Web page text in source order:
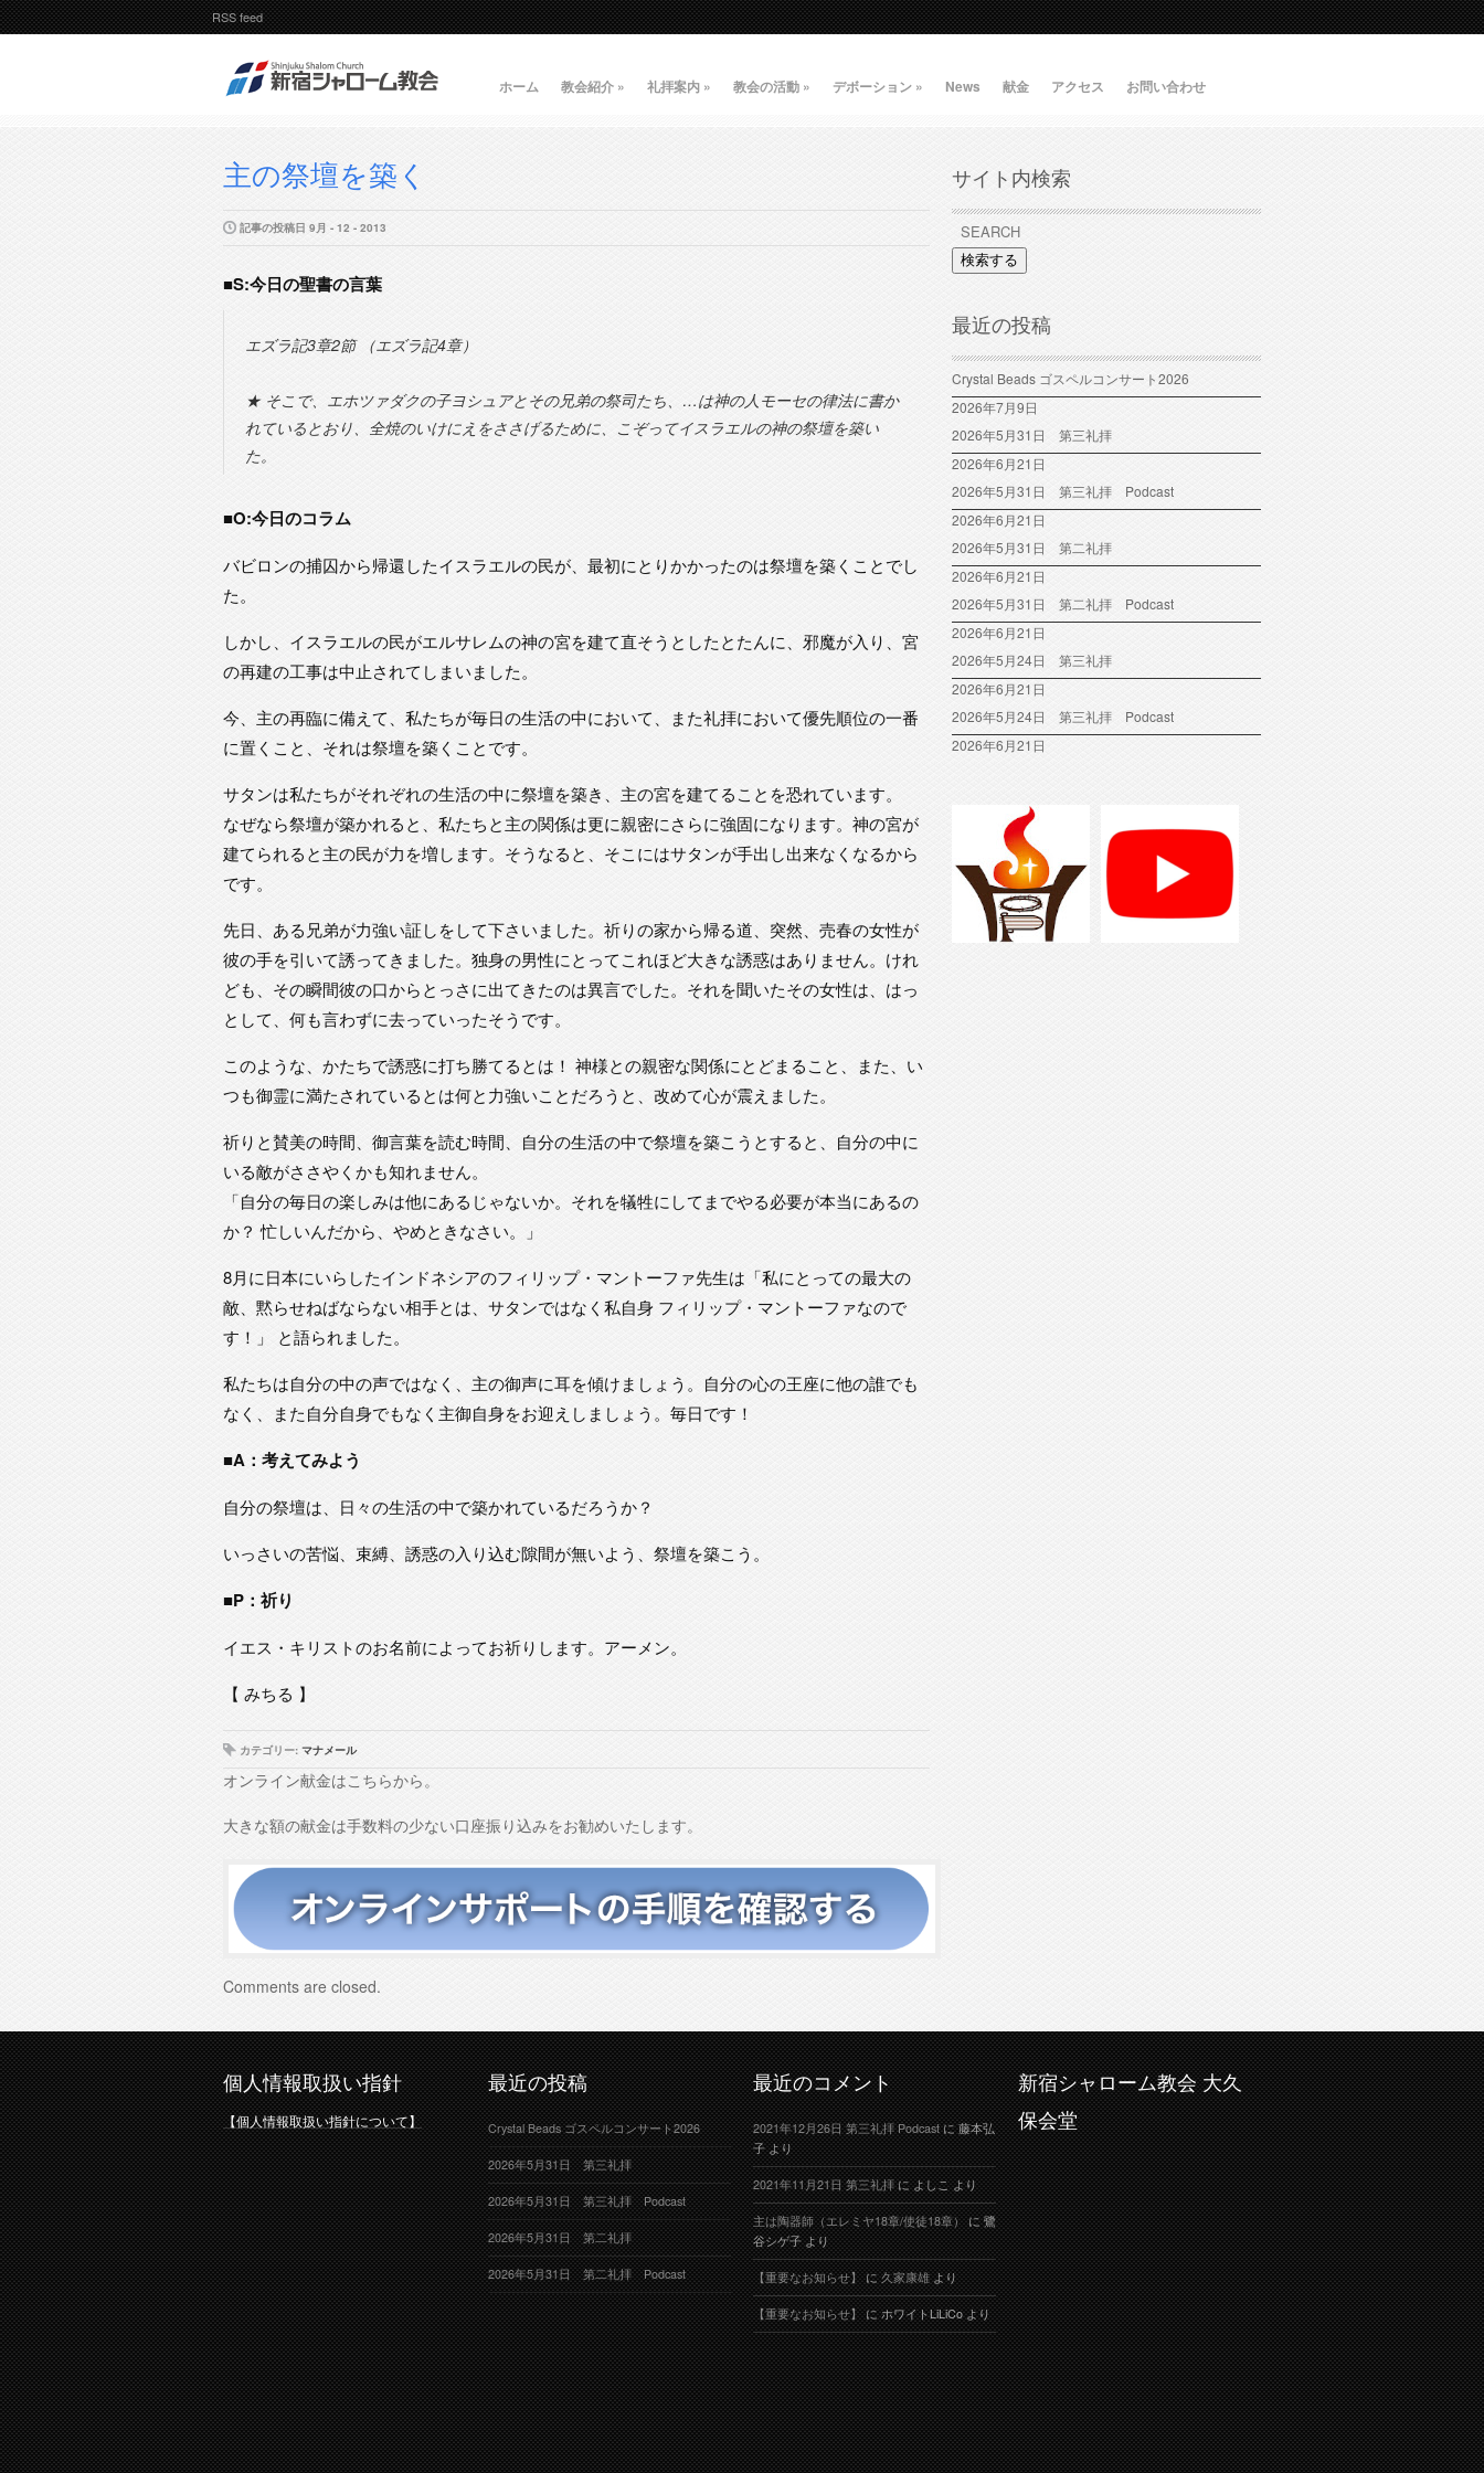
RSS feed
ホーム 教会紹介 » 礼拝案内 » 教会の活動 » デボーション » News 献金 アクセス お問い合わせ
主の祭壇を築く
記事の投稿日 9月 - 12 - 2013
■S:今日の聖書の言葉
エズラ記3章2節 （エズラ記4章）
★ そこで、エホツァダクの子ヨシュアとその兄弟の祭司たち、…は神の人モーセの律法に書か
れているとおり、全焼のいけにえをささげるために、こぞってイスラエルの神の祭壇を築い
た。
■O:今日のコラム
バビロンの捕囚から帰還したイスラエルの民が、最初にとりかかったのは祭壇を築くことでし
た。
しかし、イスラエルの民がエルサレムの神の宮を建て直そうとしたとたんに、邪魔が入り、宮
の再建の工事は中止されてしまいました。
今、主の再臨に備えて、私たちが毎日の生活の中において、また礼拝において優先順位の一番
に置くこと、それは祭壇を築くことです。
サタンは私たちがそれぞれの生活の中に祭壇を築き、主の宮を建てることを恐れています。
なぜなら祭壇が築かれると、私たちと主の関係は更に親密にさらに強固になります。神の宮が
建てられると主の民が力を増します。そうなると、そこにはサタンが手出し出来なくなるから
です。
先日、ある兄弟が力強い証しをして下さいました。祈りの家から帰る道、突然、売春の女性が
彼の手を引いて誘ってきました。独身の男性にとってこれほど大きな誘惑はありません。けれ
ども、その瞬間彼の口からとっさに出てきたのは異言でした。それを聞いたその女性は、はっ
として、何も言わずに去っていったそうです。
このような、かたちで誘惑に打ち勝てるとは！ 神様との親密な関係にとどまること、また、い
つも御霊に満たされているとは何と力強いことだろうと、改めて心が震えました。
祈りと賛美の時間、御言葉を読む時間、自分の生活の中で祭壇を築こうとすると、自分の中に
いる敵がささやくかも知れません。
「自分の毎日の楽しみは他にあるじゃないか。それを犠牲にしてまでやる必要が本当にあるの
か？ 忙しいんだから、やめときなさい。」
8月に日本にいらしたインドネシアのフィリップ・マントーファ先生は「私にとっての最大の
敵、黙らせねばならない相手とは、サタンではなく私自身 フィリップ・マントーファなので
す！」 と語られました。
私たちは自分の中の声ではなく、主の御声に耳を傾けましょう。自分の心の王座に他の誰でも
なく、また自分自身でもなく主御自身をお迎えしましょう。毎日です！
■A：考えてみよう
自分の祭壇は、日々の生活の中で築かれているだろうか？
いっさいの苦悩、束縛、誘惑の入り込む隙間が無いよう、祭壇を築こう。
■P：祈り
イエス・キリストのお名前によってお祈りします。アーメン。
【 みちる 】
カテゴリー: マナメール
オンライン献金はこちらから。
大きな額の献金は手数料の少ない口座振り込みをお勧めいたします。
Comments are closed.
サイト内検索
検索する
最近の投稿
Crystal Beads ゴスペルコンサート2026
2026年7月9日
2026年5月31日 第三礼拝
2026年6月21日
2026年5月31日 第三礼拝 Podcast
2026年6月21日
2026年5月31日 第二礼拝
2026年6月21日
2026年5月31日 第二礼拝 Podcast
2026年6月21日
2026年5月24日 第三礼拝
2026年6月21日
2026年5月24日 第三礼拝 Podcast
2026年6月21日
個人情報取扱い指針
【個人情報取扱い指針について】
最近の投稿
Crystal Beads ゴスペルコンサート2026
2026年5月31日 第三礼拝
2026年5月31日 第三礼拝 Podcast
2026年5月31日 第二礼拝
2026年5月31日 第二礼拝 Podcast
最近のコメント
2021年12月26日 第三礼拝 Podcastに藤本弘
子より
2021年11月21日 第三礼拝によしこより
主は陶器師（エレミヤ18章/使徒18章）に鷺
谷シゲ子より
【重要なお知らせ】に久家康雄より
【重要なお知らせ】にホワイトLiLiCoより
新宿シャローム教会 大久
保会堂